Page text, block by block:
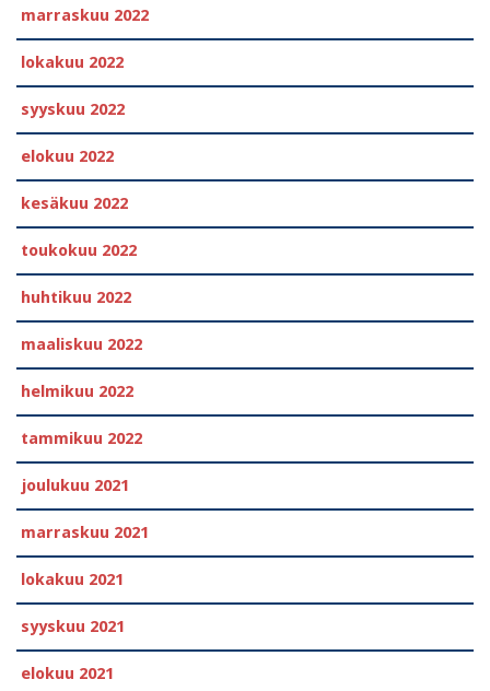
marraskuu 2022
lokakuu 2022
syyskuu 2022
elokuu 2022
kesäkuu 2022
toukokuu 2022
huhtikuu 2022
maaliskuu 2022
helmikuu 2022
tammikuu 2022
joulukuu 2021
marraskuu 2021
lokakuu 2021
syyskuu 2021
elokuu 2021